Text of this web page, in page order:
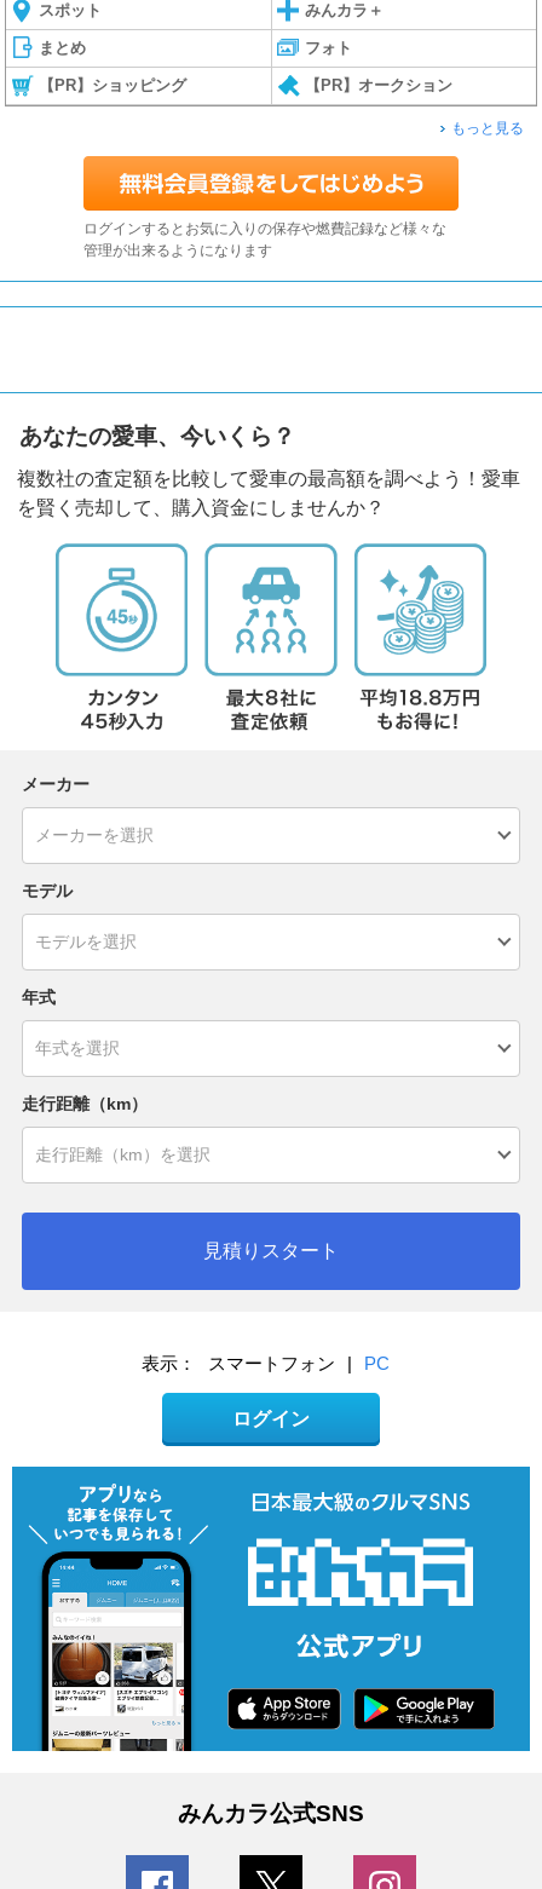
スポット みんカラ＋
まとめ フォト
【PR】ショッピング 【PR】オークション
もっと見る
ログインするとお気に入りの保存や燃費記録など様々な
管理が出来るようになります
あなたの愛車、今いくら？
複数社の査定額を比較して愛車の最高額を調べよう！愛車
を賢く売却して、購入資金にしませんか？
メーカー
モデル
年式
走行距離（km）
見積りスタート
表示： スマートフォン | PC
ログイン
みんカラ公式SNS